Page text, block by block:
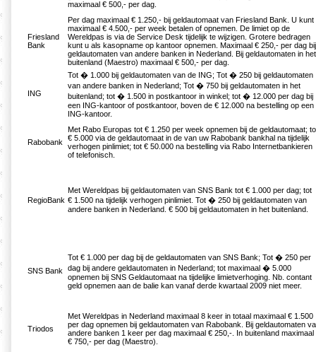
maximaal € 500,- per dag.
Friesland
Bank
Per dag maximaal € 1.250,- bij geldautomaat van Friesland Bank. U kunt
maximaal € 4.500,- per week betalen of opnemen. De limiet op de
Wereldpas is via de Service Desk tijdelijk te wijzigen. Grotere bedragen
kunt u als kasopname op kantoor opnemen. Maximaal € 250,- per dag bij
geldautomaten van andere banken in Nederland. Bij geldautomaten in het
buitenland (Maestro) maximaal € 500,- per dag.
ING
Tot � 1.000 bij geldautomaten van de ING; Tot � 250 bij geldautomaten
van andere banken in Nederland; Tot � 750 bij geldautomaten in het
buitenland; tot � 1.500 in postkantoor in winkel; tot � 12.000 per dag bij
een ING-kantoor of postkantoor, boven de € 12.000 na bestelling op een
ING-kantoor.
Rabobank
Met Rabo Europas tot € 1.250 per week opnemen bij de geldautomaat;
€ 5.000 via de geldautomaat in de van uw Rabobank bankhal na tijdelijk
verhogen pinlimiet; tot € 50.000 na bestelling via Rabo Internetbankieren
of telefonisch.
RegioBank
Met Wereldpas bij geldautomaten van SNS Bank tot € 1.000 per dag; tot
€ 1.500 na tijdelijk verhogen pinlimiet. Tot � 250 bij geldautomaten van
andere banken in Nederland. € 500 bij geldautomaten in het buitenland.
SNS Bank
Tot € 1.000 per dag bij de geldautomaten van SNS Bank; Tot � 250 per
dag bij andere geldautomaten in Nederland; tot maximaal � 5.000
opnemen bij SNS Geldautomaat na tijdelijke limietverhoging. Nb. contant
geld opnemen aan de balie kan vanaf derde kwartaal 2009 niet meer.
Triodos
Met Wereldpas in Nederland maximaal 8 keer in totaal maximaal € 1.500
per dag opnemen bij geldautomaten van Rabobank. Bij geldautomaten
andere banken 1 keer per dag maximaal € 250,-. In buitenland maximaal
€ 750,- per dag (Maestro).